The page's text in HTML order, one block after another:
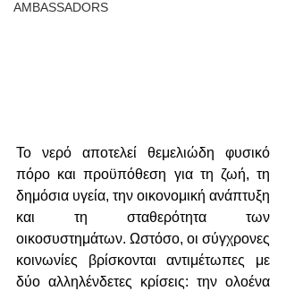
AMBASSADORS
Το νερό αποτελεί θεμελιώδη φυσικό
πόρο και προϋπόθεση για τη ζωή, τη
δημόσια υγεία, την οικονομική ανάπτυξη
και τη σταθερότητα των
οικοσυστημάτων. Ωστόσο, οι σύγχρονες
κοινωνίες βρίσκονται αντιμέτωπες με
δύο αλληλένδετες κρίσεις: την ολοένα